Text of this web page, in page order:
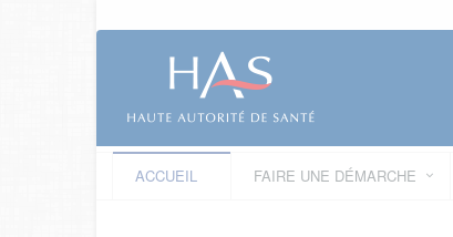
ACCUEIL FAIRE UNE DÉMARCHE